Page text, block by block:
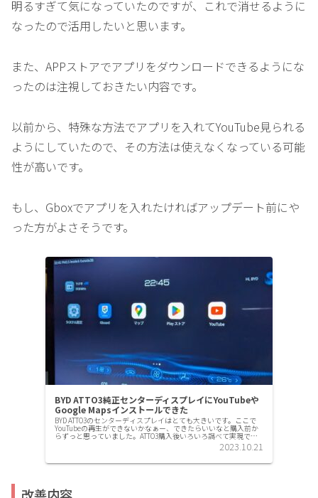
明るすぎて気になっていたのですが、これで消せるように
なったので活用したいと思います。
また、APPストアでアプリをダウンロードできるようにな
ったのは注視しておきたい内容です。
以前から、特殊な方法でアプリを入れてYouTube見られる
ようにしていたので、その方法は使えなくなっている可能
性が高いです。
もし、Gboxでアプリを入れたければアップデート前にや
った方がよさそうです。
BYD ATTO3純正センターディスプレイにYouTubeや
Google Mapsインストールできた
BYD ATTO3のセンターディスプレイはとても大きいです。ここで
YouTubeの再生ができないかなぁー、できたらいいなと購入前か
らずっと思っていました。ATTO3購入後いろいろ調べて実現でき
たので紹介します。注意！メーカーは推奨していない...2023.10.21
改善内容